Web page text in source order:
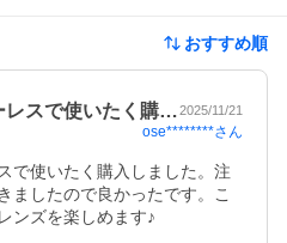
おすすめ順
レスで使いたく購…2025/11/21
ose********さん
で使いたく購入しました。注
ましたので良かったです。こ
ンズを楽しめます♪